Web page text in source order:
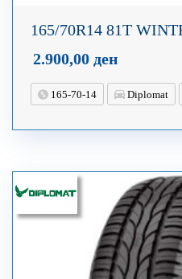
165/70R14 81T
2.900,00 ден
165-70-14 Diplomat